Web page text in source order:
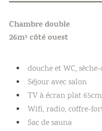
Chambre double
26m² côté ouest
douche et WC,
Séjour avec salon
TV à écran plat
Wifi, radio, coffre-
Sac de sauna